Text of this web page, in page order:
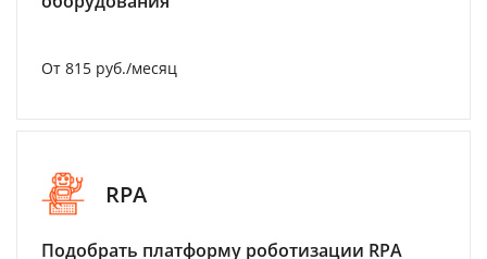
От 815 руб./месяц
RPA
Подобрать платформу роботизации RPA